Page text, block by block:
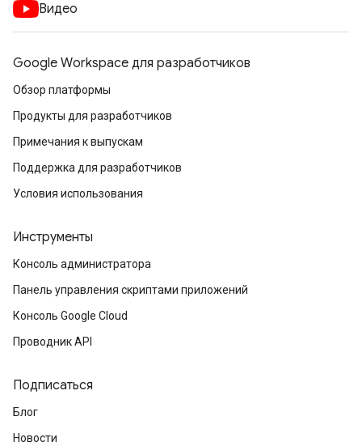
Видео
Google Workspace для разработчиков
Обзор платформы
Продукты для разработчиков
Примечания к выпускам
Поддержка для разработчиков
Условия использования
Инструменты
Консоль администратора
Панель управления скриптами приложений
Консоль Google Cloud
Проводник API
Подписаться
Блог
Новости